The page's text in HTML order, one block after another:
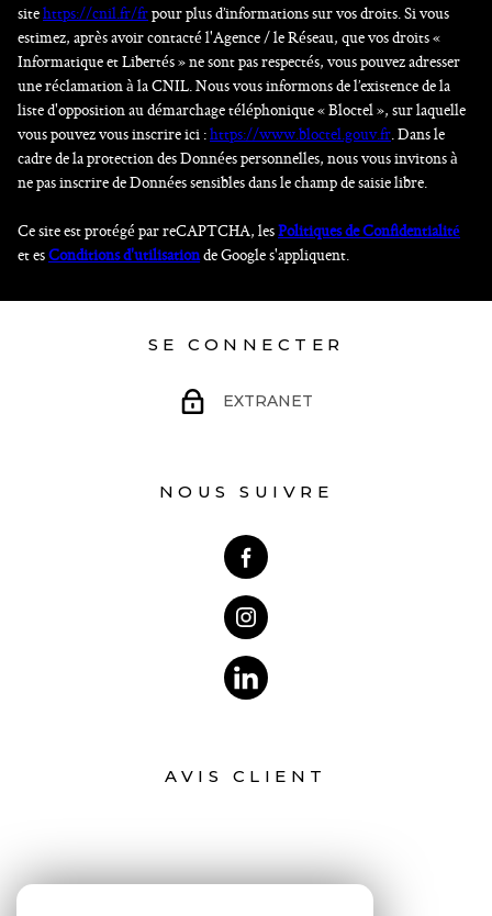
sitehttps://cnil.fr/frpour plus d’informations sur vos droits. Si vous
estimez, après avoir contacté l'Agence / le Réseau, que vos droits «
Informatique et Libertés » ne sont pas respectés, vous pouvez adresser
une réclamation à la CNIL. Nous vous informons de l’existence de la
liste d'opposition au démarchage téléphonique « Bloctel », sur laquelle
vous pouvez vous inscrire ici :https://www.bloctel.gouv.fr . Dans le
cadre de la protection des Données personnelles, nous vous invitons à
ne pas inscrire de Données sensibles dans le champ de saisie libre.
Ce site est protégé par reCAPTCHA, lesPolitiques de Confidentialité
et esConditions d'utilisationde Google s'appliquent.
SE CONNECTER
EXTRANET
NOUS SUIVRE
AVIS CLIENT